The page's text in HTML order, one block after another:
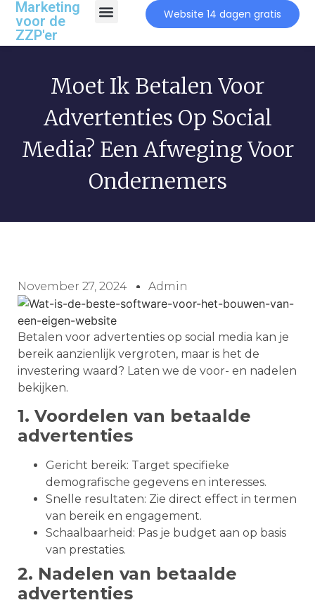
Marketing
voor de
ZZP'er
Website 14 dagen gratis
Moet Ik Betalen Voor
Advertenties Op Social
Media? Een Afweging Voor
Ondernemers
November 27, 2024 Admin
Betalen voor advertenties op social media kan je
bereik aanzienlijk vergroten, maar is het de
investering waard? Laten we de voor- en nadelen
bekijken.
1. Voordelen van betaalde
advertenties
Gericht bereik: Target specifieke
demografische gegevens en interesses.
Snelle resultaten: Zie direct effect in termen
van bereik en engagement.
Schaalbaarheid: Pas je budget aan op basis
van prestaties.
2. Nadelen van betaalde
advertenties